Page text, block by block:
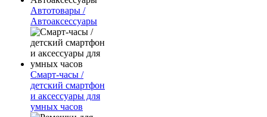
Автотовары /
Автоаксессуары
Смарт-часы /
детский смартфон
и аксессуары для
умных часов